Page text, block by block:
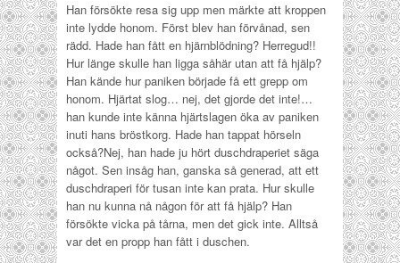
Han försökte resa sig upp men märkte att kroppen
inte lydde honom. Först blev han förvånad, sen
rädd. Hade han fått en hjärnblödning? Herregud!!
Hur länge skulle han ligga såhär utan att få hjälp?
Han kände hur paniken började få ett grepp om
honom. Hjärtat slog… nej, det gjorde det inte!…
han kunde inte känna hjärtslagen öka av paniken
inuti hans bröstkorg. Hade han tappat hörseln
också?Nej, han hade ju hört duschdraperiet säga
något. Sen insåg han, ganska så generad, att ett
duschdraperi för tusan inte kan prata. Hur skulle
han nu kunna nå någon för att få hjälp? Han
försökte vicka på tårna, men det gick inte. Alltså
var det en propp han fått i duschen.